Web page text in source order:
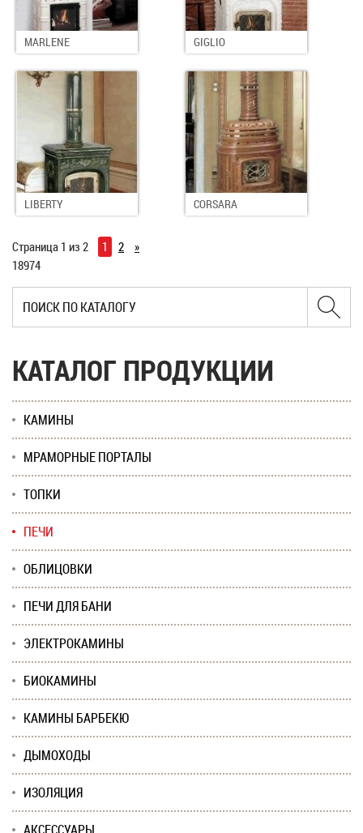
MARLENE GIGLIO
LIBERTY CORSARA
Страница 1 из 2 1 2
»
18974
КАТАЛОГ ПРОДУКЦИИ
КАМИНЫ
МРАМОРНЫЕ ПОРТАЛЫ
ТОПКИ
ПЕЧИ
ОБЛИЦОВКИ
ПЕЧИ ДЛЯ БАНИ
ЭЛЕКТРОКАМИНЫ
БИОКАМИНЫ
КАМИНЫ БАРБЕКЮ
ДЫМОХОДЫ
ИЗОЛЯЦИЯ